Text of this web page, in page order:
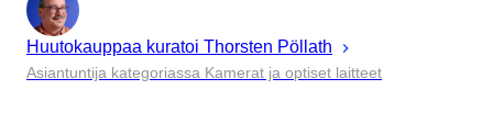
Huutokauppaa kuratoi Thorsten Pöllath
Asiantuntija kategoriassa Kamerat ja optiset laitteet